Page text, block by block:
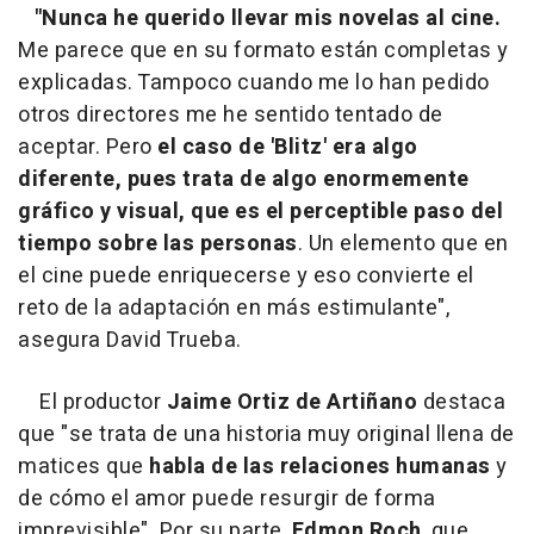
"Nunca he querido llevar mis novelas al cine.
Me parece que en su formato están completas y
explicadas. Tampoco cuando me lo han pedido
otros directores me he sentido tentado de
aceptar. Pero el caso de 'Blitz' era algo
diferente, pues trata de algo enormemente
gráfico y visual, que es el perceptible paso del
tiempo sobre las personas. Un elemento que en
el cine puede enriquecerse y eso convierte el
reto de la adaptación en más estimulante",
asegura David Trueba.
El productor Jaime Ortiz de Artiñano destaca
que "se trata de una historia muy original llena de
matices que habla de las relaciones humanas y
de cómo el amor puede resurgir de forma